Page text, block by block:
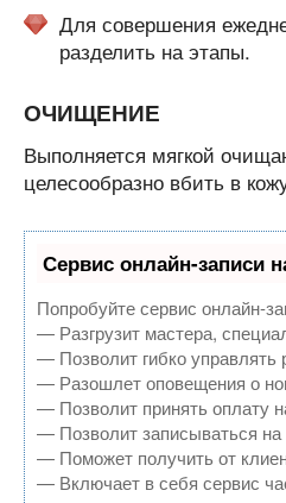
Для совершения
разделить на этапы.
ОЧИЩЕНИЕ
Выполняется мягкой
целесообразно вбить в
Сервис онлайн-записи
Попробуйте сервис онлайн-
— Разгрузит мастера,
— Позволит гибко управлять
— Разошлет оповещения о
— Позволит принять оплату
— Позволит записываться
— Поможет получить от
— Включает в себя сервис